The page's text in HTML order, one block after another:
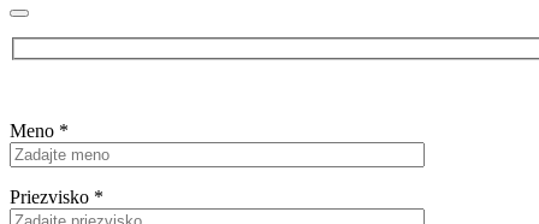
Meno *
Priezvisko *